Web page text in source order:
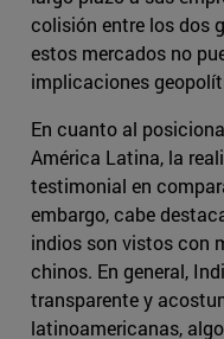
colisión entre los dos
estos mercados no
implicaciones
En cuanto al
América Latina, la
testimonial en
embargo, cabe
indios son vistos con
chinos. En general,
transparente y
latinoamericanas,